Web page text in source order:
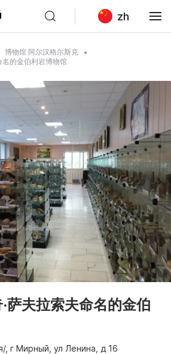
zh
博物馆 阿尔汉格尔斯克
名的金伯利岩博物馆
萨夫拉索夫命名的金伯
, г Мирный, ул Ленина, д 16